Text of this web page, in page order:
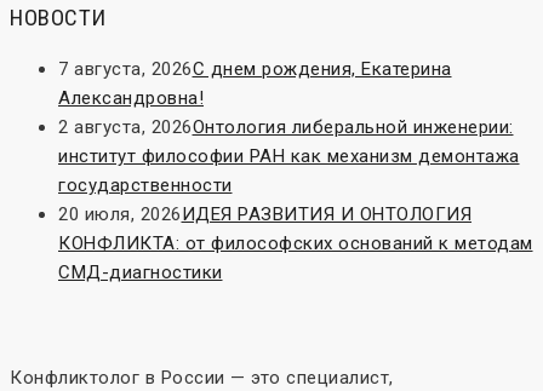
НОВОСТИ
7 августа, 2026С днем рождения, Екатерина
Александровна!
2 августа, 2026Онтология либеральной инженерии:
институт философии РАН как механизм демонтажа
государственности
20 июля, 2026ИДЕЯ РАЗВИТИЯ И ОНТОЛОГИЯ
КОНФЛИКТА: от философских оснований к методам
СМД-диагностики
Конфликтолог в России — это специалист,